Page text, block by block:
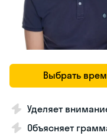
Выбрать
Уделяет
Объясняет